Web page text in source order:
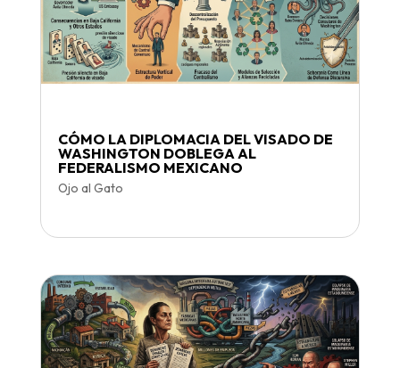
CÓMO LA DIPLOMACIA DEL VISADO DE
WASHINGTON DOBLEGA AL
FEDERALISMO MEXICANO
Ojo al Gato